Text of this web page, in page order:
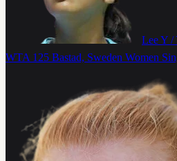
Lee Y /
WTA 125 Bastad, Sweden Women